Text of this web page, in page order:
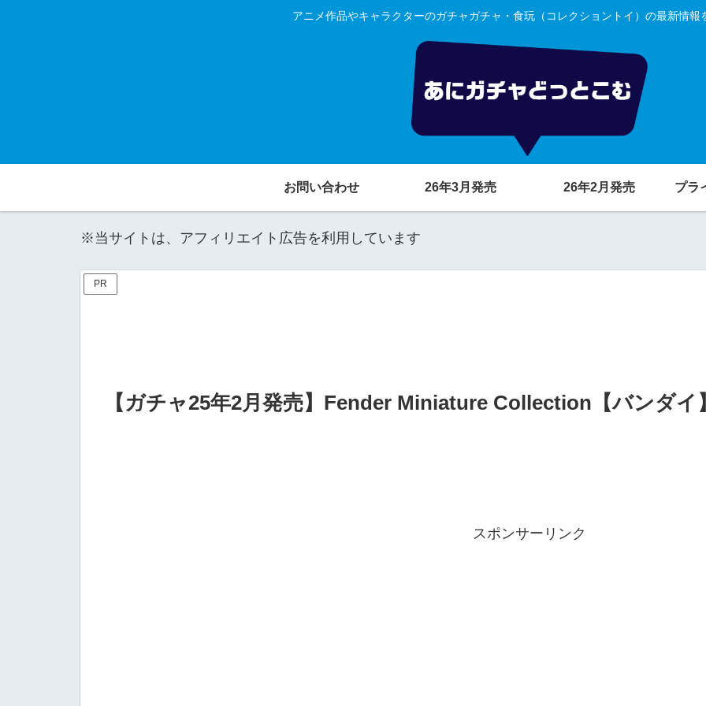
アニメ作品やキャラクターのガチャガチャ・食玩（コレクショントイ）の最新情報
お問い合わせ 26年3月発売 26年2月発売 プラ
※当サイトは、アフィリエイト広告を利用しています
PR
【ガチャ25年2月発売】Fender Miniature Collection【バンダイ
スポンサーリンク